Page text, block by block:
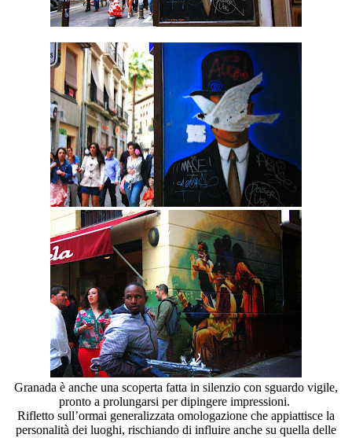
Granada è anche una scoperta fatta in silenzio con sguardo vigile,
pronto a prolungarsi per dipingere impressioni.
Rifletto sull’ormai generalizzata omologazione che appiattisce la
personalità dei luoghi, rischiando di influire anche su quella delle